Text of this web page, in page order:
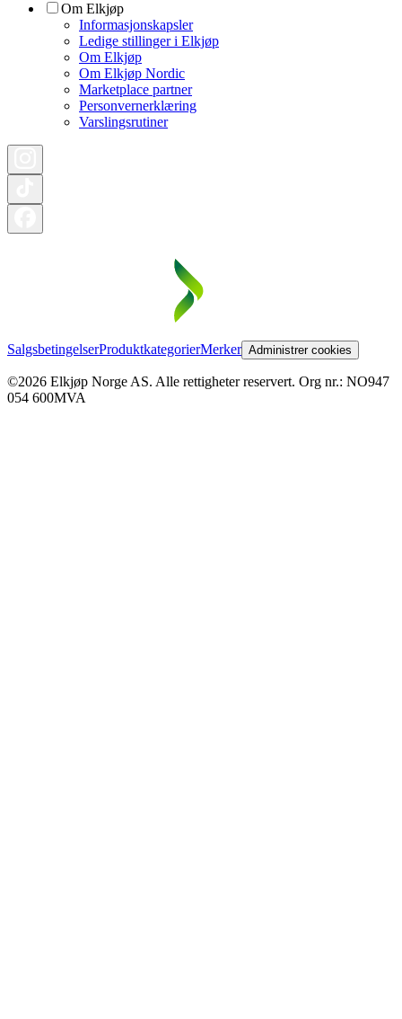
Om Elkjøp
Informasjonskapsler
Ledige stillinger i Elkjøp
Om Elkjøp
Om Elkjøp Nordic
Marketplace partner
Personvernerklæring
Varslingsrutiner
SalgsbetingelserProduktkategorierMerker Administrer cookies
©2026 Elkjøp Norge AS. Alle rettigheter reservert. Org nr.: NO947
054 600MVA